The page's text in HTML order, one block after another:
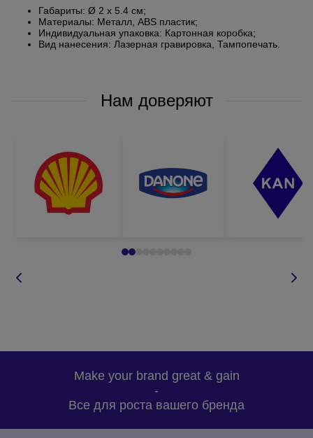
Габариты: Ø 2 х 5.4 см;
Материалы: Металл, ABS пластик;
Индивидуальная упаковка: Картонная коробка;
Вид нанесения: Лазерная гравировка, Тампопечать.
Нам доверяют
Make your brand great & gain
-
Все для роста вашего бренда